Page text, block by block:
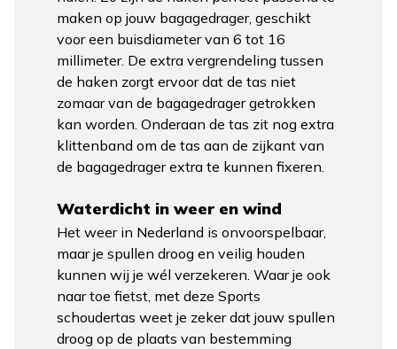
maken op jouw bagagedrager, geschikt
voor een buisdiameter van 6 tot 16
millimeter. De extra vergrendeling tussen
de haken zorgt ervoor dat de tas niet
zomaar van de bagagedrager getrokken
kan worden. Onderaan de tas zit nog extra
klittenband om de tas aan de zijkant van
de bagagedrager extra te kunnen fixeren.
Waterdicht in weer en wind
Het weer in Nederland is onvoorspelbaar,
maar je spullen droog en veilig houden
kunnen wij je wél verzekeren. Waar je ook
naar toe fietst, met deze Sports
schoudertas weet je zeker dat jouw spullen
droog op de plaats van bestemming